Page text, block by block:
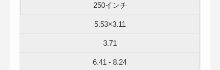
250インチ
5.53×3.11
3.71
6.41 - 8.24